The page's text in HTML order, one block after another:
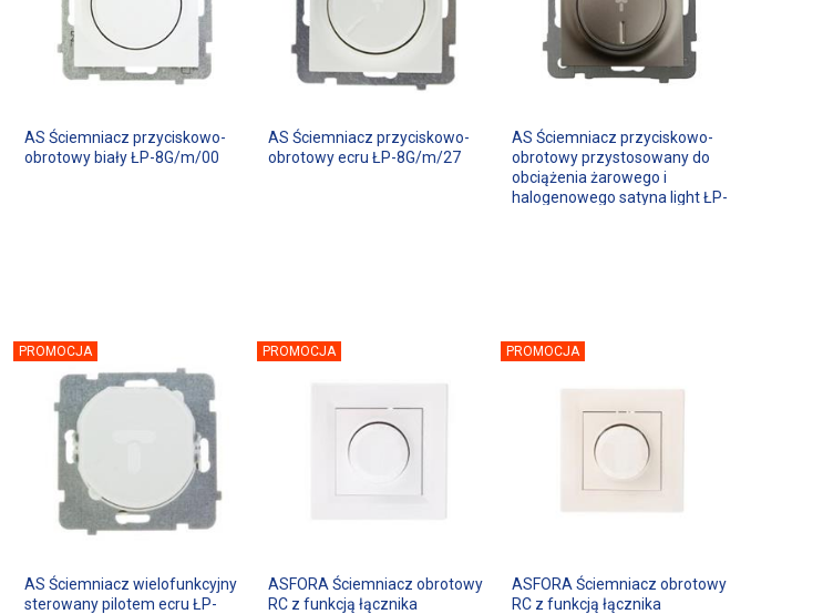
AS Ściemniacz przyciskowo-
obrotowy biały ŁP-8G/m/00
AS Ściemniacz przyciskowo-
obrotowy ecru ŁP-8G/m/27
AS Ściemniacz przyciskowo-
obrotowy przystosowany do
obciążenia żarowego i
halogenowego satyna light ŁP-
PROMOCJA
AS Ściemniacz wielofunkcyjny
sterowany pilotem ecru ŁP-
PROMOCJA
ASFORA Ściemniacz obrotowy
RC z funkcją łącznika
PROMOCJA
ASFORA Ściemniacz obrotowy
RC z funkcją łącznika